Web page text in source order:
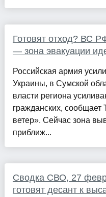
Готовят отход? ВС
— зона эвакуации
Российская армия
Украины, в Сумской
власти региона
гражданских,
ветер». Сейчас зона
приближ...
Сводка СВО, 27
готовят десант к